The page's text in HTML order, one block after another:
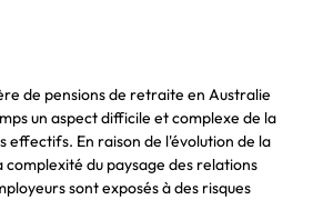
de pensions de retraite en Australie
un aspect difficile et complexe de la
effectifs. En raison de l'évolution de la
du paysage des relations
sont exposés à des risques